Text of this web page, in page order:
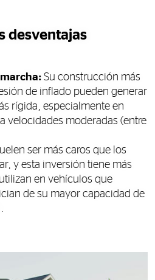
desventajas
Su construcción más
de inflado pueden generar
rígida, especialmente en
velocidades moderadas (entre
ser más caros que los
y esta inversión tiene más
en vehículos que
de su mayor capacidad de